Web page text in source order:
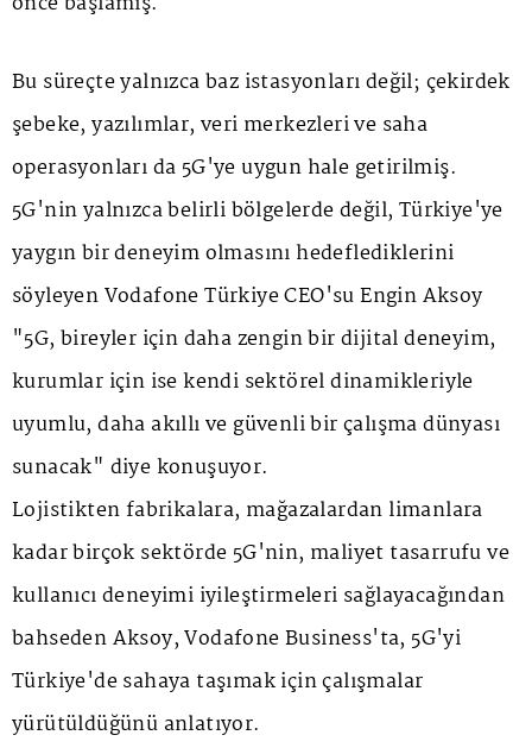
Bu süreçte yalnızca baz istasyonları değil; çekirdek
şebeke, yazılımlar, veri merkezleri ve saha
operasyonları da 5G'ye uygun hale getirilmiş.
5G'nin yalnızca belirli bölgelerde değil, Türkiye'ye
yaygın bir deneyim olmasını hedeflediklerini
söyleyen Vodafone Türkiye CEO'su Engin Aksoy
"5G, bireyler için daha zengin bir dijital deneyim,
kurumlar için ise kendi sektörel dinamikleriyle
uyumlu, daha akıllı ve güvenli bir çalışma dünyası
sunacak" diye konuşuyor.
Lojistikten fabrikalara, mağazalardan limanlara
kadar birçok sektörde 5G'nin, maliyet tasarrufu ve
kullanıcı deneyimi iyileştirmeleri sağlayacağından
bahseden Aksoy, Vodafone Business'ta, 5G'yi
Türkiye'de sahaya taşımak için çalışmalar
yürütüldüğünü anlatıyor.